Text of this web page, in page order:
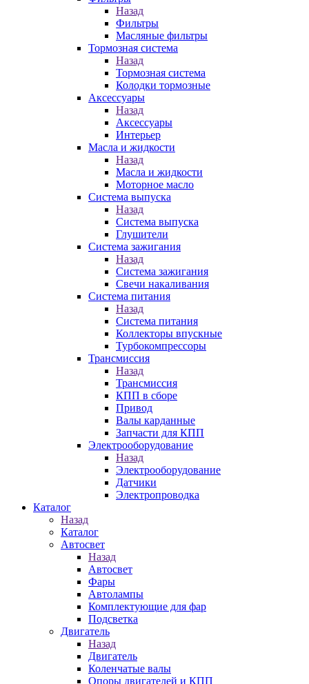
Назад
Фильтры
Масляные фильтры
Тормозная система
Назад
Тормозная система
Колодки тормозные
Аксессуары
Назад
Аксессуары
Интерьер
Масла и жидкости
Назад
Масла и жидкости
Моторное масло
Система выпуска
Назад
Система выпуска
Глушители
Система зажигания
Назад
Система зажигания
Свечи накаливания
Система питания
Назад
Система питания
Коллекторы впускные
Турбокомпрессоры
Трансмиссия
Назад
Трансмиссия
КПП в сборе
Привод
Валы карданные
Запчасти для КПП
Электрооборудование
Назад
Электрооборудование
Датчики
Электропроводка
Каталог
Назад
Каталог
Автосвет
Назад
Автосвет
Фары
Автолампы
Комплектующие для фар
Подсветка
Двигатель
Назад
Двигатель
Коленчатые валы
Опоры двигателей и КПП